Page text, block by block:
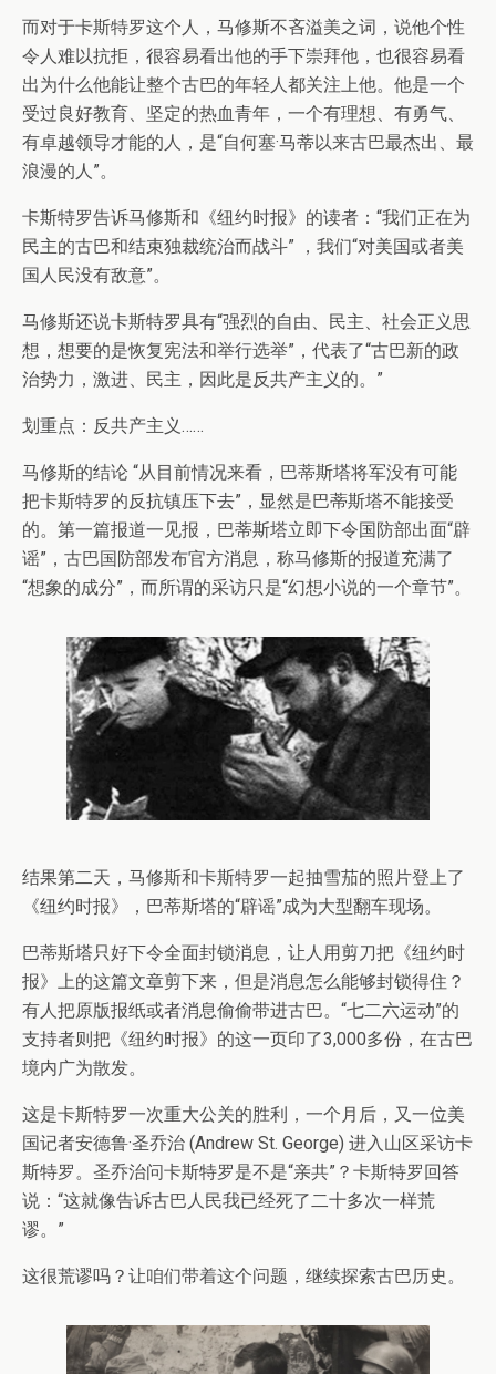
而对于卡斯特罗这个人，马修斯不吝溢美之词，说他个性
令人难以抗拒，很容易看出他的手下崇拜他，也很容易看
出为什么他能让整个古巴的年轻人都关注上他。他是一个
受过良好教育、坚定的热血青年，一个有理想、有勇气、
有卓越领导才能的人，是“自何塞·马蒂以来古巴最杰出、最
浪漫的人”。
卡斯特罗告诉马修斯和《纽约时报》的读者：“我们正在为
民主的古巴和结束独裁统治而战斗” ，我们“对美国或者美
国人民没有敌意”。
马修斯还说卡斯特罗具有“强烈的自由、民主、社会正义思
想，想要的是恢复宪法和举行选举”，代表了“古巴新的政
治势力，激进、民主，因此是反共产主义的。”
划重点：反共产主义……
马修斯的结论 “从目前情况来看，巴蒂斯塔将军没有可能
把卡斯特罗的反抗镇压下去”，显然是巴蒂斯塔不能接受
的。第一篇报道一见报，巴蒂斯塔立即下令国防部出面“辟
谣”，古巴国防部发布官方消息，称马修斯的报道充满了
“想象的成分”，而所谓的采访只是“幻想小说的一个章节”。
结果第二天，马修斯和卡斯特罗一起抽雪茄的照片登上了
《纽约时报》，巴蒂斯塔的“辟谣”成为大型翻车现场。
巴蒂斯塔只好下令全面封锁消息，让人用剪刀把《纽约时
报》上的这篇文章剪下来，但是消息怎么能够封锁得住？
有人把原版报纸或者消息偷偷带进古巴。“七二六运动”的
支持者则把《纽约时报》的这一页印了3,000多份，在古巴
境内广为散发。
这是卡斯特罗一次重大公关的胜利，一个月后，又一位美
国记者安德鲁·圣乔治 (Andrew St. George) 进入山区采访卡
斯特罗。圣乔治问卡斯特罗是不是“亲共”？卡斯特罗回答
说：“这就像告诉古巴人民我已经死了二十多次一样荒
谬。”
这很荒谬吗？让咱们带着这个问题，继续探索古巴历史。